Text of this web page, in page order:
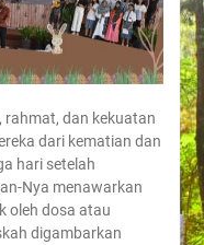
rahmat, dan kekuatan
dari kematian dan
hari setelah
Nya menawarkan
oleh dosa atau
digambarkan